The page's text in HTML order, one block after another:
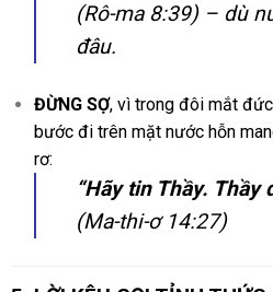
(Rô-ma 8:39)– dù
đâu.
ĐỪNG SỢ, vì trong đôi mắt
bước đi trên mặt nước hỗn
rơ:
“Hãy tin Thầy. Thầy
(Ma-thi-ơ 14:27)